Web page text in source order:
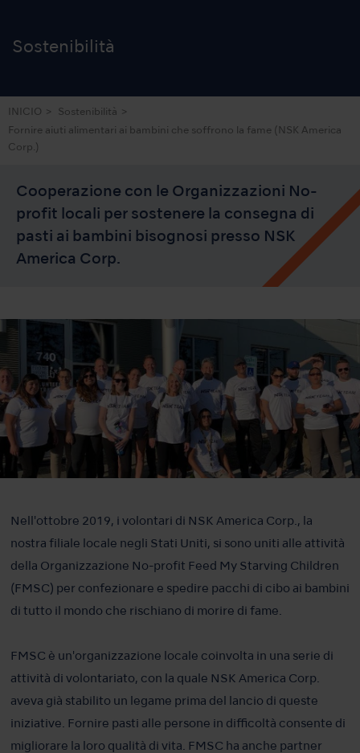
Sostenibilità
INICIO
Sostenibilità
Fornire aiuti alimentari ai bambini che soffrono la fame (NSK America
Corp.)
Cooperazione con le Organizzazioni No-
profit locali per sostenere la consegna di
pasti ai bambini bisognosi presso NSK
America Corp.
Nell'ottobre 2019, i volontari di NSK America Corp., la
nostra filiale locale negli Stati Uniti, si sono uniti alle attività
della Organizzazione No-profit Feed My Starving Children
(FMSC) per confezionare e spedire pacchi di cibo ai bambini
di tutto il mondo che rischiano di morire di fame.
FMSC è un'organizzazione locale coinvolta in una serie di
attività di volontariato, con la quale NSK America Corp.
aveva già stabilito un legame prima del lancio di queste
iniziative. Fornire pasti alle persone in difficoltà consente di
migliorare la loro qualità di vita. FMSC ha anche partner